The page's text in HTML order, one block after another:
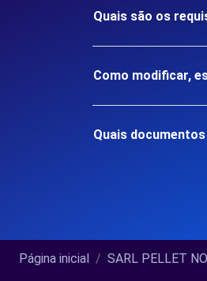
Quais são os
Como modificar,
Quais
Página inicial SARL PELLET